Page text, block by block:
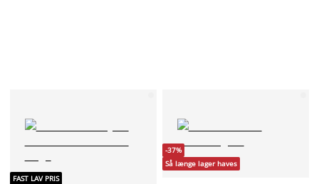
FAST LAV PRIS
-37%
Så længe lager haves